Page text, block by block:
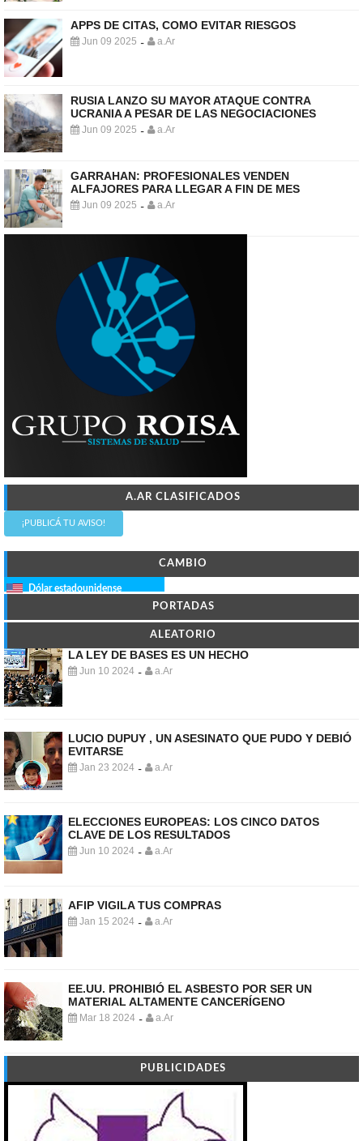
APPS DE CITAS, COMO EVITAR RIESGOS
Jun 09 2025 - a.Ar
RUSIA LANZO SU MAYOR ATAQUE CONTRA
UCRANIA A PESAR DE LAS NEGOCIACIONES
Jun 09 2025 - a.Ar
GARRAHAN: PROFESIONALES VENDEN
ALFAJORES PARA LLEGAR A FIN DE MES
Jun 09 2025 - a.Ar
A.AR CLASIFICADOS
¡PUBLICÁ TU AVISO!
CAMBIO
Dólar estadounidense
PORTADAS
ALEATORIO
LA LEY DE BASES ES UN HECHO
Jun 10 2024 - a.Ar
LUCIO DUPUY , UN ASESINATO QUE PUDO Y DEBIÓ
EVITARSE
Jan 23 2024 - a.Ar
ELECCIONES EUROPEAS: LOS CINCO DATOS
CLAVE DE LOS RESULTADOS
Jun 10 2024 - a.Ar
AFIP VIGILA TUS COMPRAS
Jan 15 2024 - a.Ar
EE.UU. PROHIBIÓ EL ASBESTO POR SER UN
MATERIAL ALTAMENTE CANCERÍGENO
Mar 18 2024 - a.Ar
PUBLICIDADES